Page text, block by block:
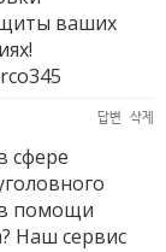
ваших
답변 삭제
сфере
помощи
Наш сервис